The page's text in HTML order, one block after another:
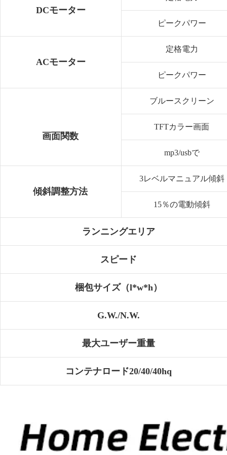
DCモーター
ピークパワー
ACモーター
定格電力
ピークパワー
画面関数
ブルースクリーン
TFTカラー画面
mp3/usbで
傾斜調整方法
3レベルマニュアル傾斜
15％の電動傾斜
ランニングエリア
スピード
梱包サイズ（l*w*h）
G.W./N.W.
最大ユーザー重量
コンテナロード20/40/40hq